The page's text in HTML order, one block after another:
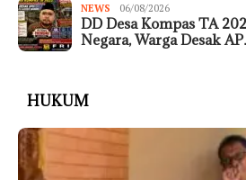
NEWS 06/08/2026
DD Desa Kompas TA
Negara, Warga Desak
HUKUM